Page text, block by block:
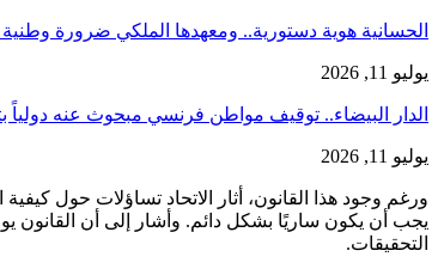
الحسانية هوية دستورية.. ومعهدها الملكي ضرورة
يوليو 11, 2026
الدار البيضاء.. توقيف مواطن فرنسي مبحوث عنه دولياً
يوليو 11, 2026
ورغم وجود هذا القانون، أثار الاتحاد تساؤلات حول
يجب أن يكون ساريًا بشكل دائم. وأشار إلى أن القانون
التحقيقات.